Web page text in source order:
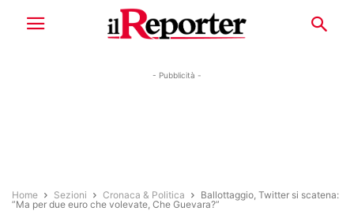
- Pubblicità -
Home Sezioni Cronaca & Politica
Ballottaggio, Twitter si scatena:
”Ma per due euro che volevate, Che Guevara?”